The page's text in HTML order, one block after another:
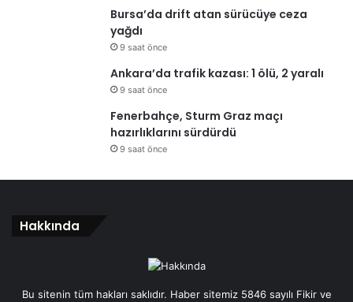
Bursa’da drift atan sürücüye ceza
yağdı
9 saat önce
Ankara’da trafik kazası: 1 ölü, 2 yaralı
9 saat önce
Fenerbahçe, Sturm Graz maçı
hazırlıklarını sürdürdü
9 saat önce
Hakkında
Bu sitenin tüm hakları saklıdır. Haber sitemiz 5846 sayılı Fikir ve